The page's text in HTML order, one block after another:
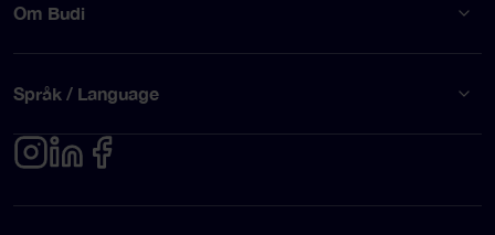
Om Budi
Språk / Language